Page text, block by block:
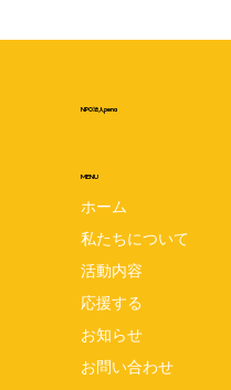
pena設立5
penaの誕生
う♪ 8月1日(
地域ケアプラ
NPO法人pena
MENU
ホーム
私たちについて
活動内容
応援する
お知らせ
お問い合わせ